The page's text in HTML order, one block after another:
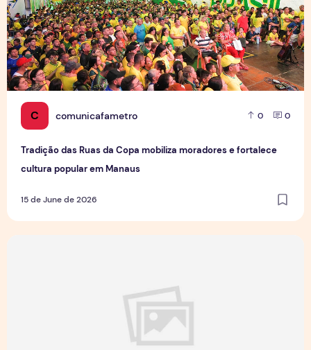
C comunicafametro 0 0
Tradição das Ruas da Copa mobiliza moradores e fortalece
cultura popular em Manaus
15 de June de 2026